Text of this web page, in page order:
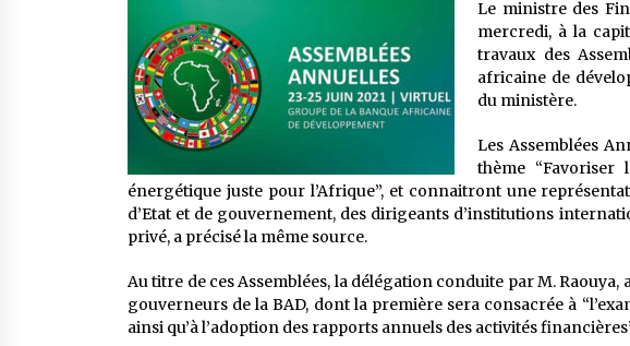
Un conte targui/ Quand la tête est
5 ans ago
Le ministre des
mercredi, à la
travaux des
africaine de
du ministère.
Les Assemblées
thème
énergétique juste pour l’Afrique”, et connaitront une
d’Etat et de gouvernement, des dirigeants d’institutions
privé, a précisé la même source.
Au titre de ces Assemblées, la délégation conduite par M. Raouya,
gouverneurs de la BAD, dont la première sera consacrée à
ainsi qu’à l’adoption des rapports annuels des activités